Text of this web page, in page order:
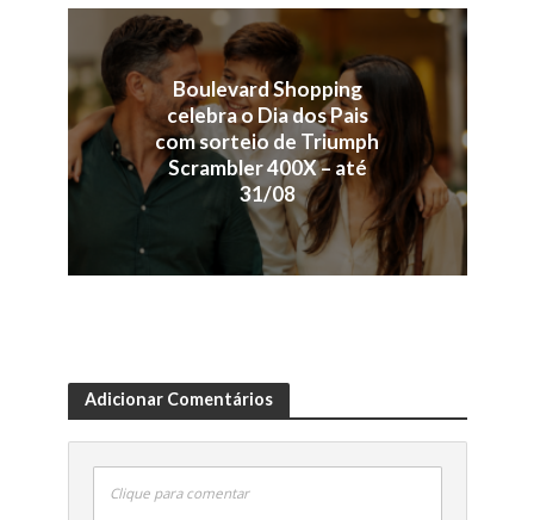
Boulevard Shopping
celebra o Dia dos Pais
com sorteio de Triumph
Scrambler 400X – até
31/08
Adicionar Comentários
Clique para comentar